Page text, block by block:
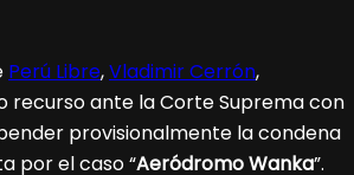
Perú Libre,Vladimir Cerrón,
recurso ante la Corte Suprema con
provisionalmente la condena
por el caso “Aeródromo Wanka”.